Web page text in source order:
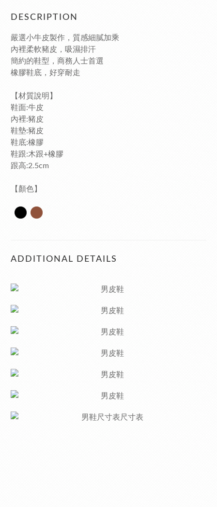
DESCRIPTION
嚴選小牛皮製作，質感細膩加乘
內裡柔軟豬皮，吸濕排汗
簡約的鞋型，商務人士首選
橡膠鞋底， 好穿耐走
【材質說明】
鞋面:牛皮
內裡:豬皮
鞋墊:豬皮
鞋底:橡膠
鞋跟:木跟+橡膠
跟高:2.5cm
【顏色】
ADDITIONAL DETAILS